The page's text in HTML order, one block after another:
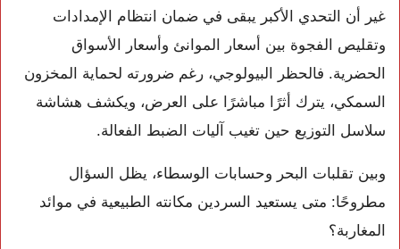
غير أن التحدي الأكبر يبقى في ضمان انتظام الإمدادات
وتقليص الفجوة بين أسعار الموانئ وأسعار الأسواق
الحضرية. فالحظر البيولوجي، رغم ضرورته لحماية المخزون
السمكي، يترك أثرًا مباشرًا على العرض، ويكشف هشاشة
سلاسل التوزيع حين تغيب آليات الضبط الفعالة.
وبين تقلبات البحر وحسابات الوسطاء، يظل السؤال
مطروحًا: متى يستعيد السردين مكانته الطبيعية في موائد
المغاربة؟